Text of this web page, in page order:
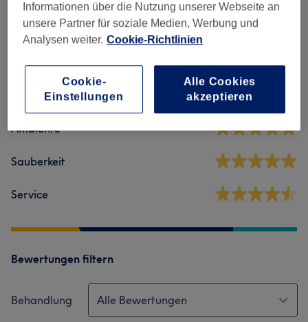
Salonbewertungen
4,9 64 Bewertungen
Ambiente
Sauberkeit
Service
Bewertungen filtern
Behandlung Alle Bewertungen
Informationen über die Nutzung unserer Webseite an
unsere Partner für soziale Medien, Werbung und
Analysen weiter. Cookie-Richtlinien
Cookie-
Einstellungen
Alle Cookies
akzeptieren